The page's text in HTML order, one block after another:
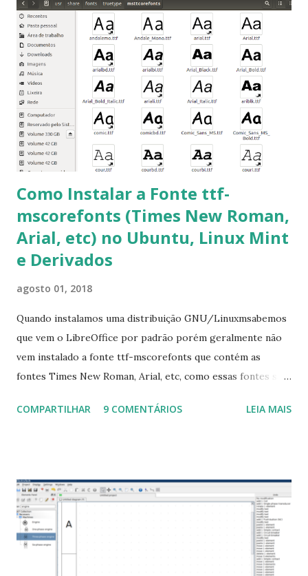
terminal e execute o comando: $ sudo apt-get install ttf-
mscorefonts-installer Leia os termos de uso e avance
clicando em “Ok” Agora aceite os termos de uso clicando
em “Sim” Pronto agora abra o LibreOffice e veja se as
fontes Times New Roman, Arial estão instaladas. Caso
ocorra algum erro ou precisa reinstalar, execute: $ sudo
apt-get install --reinstall ttf-mscorefonts-installer
Como Instalar a Fonte ttf-
mscorefonts (Times New Roman,
Arial, etc) no Ubuntu, Linux Mint
e Derivados
agosto 01, 2018
Quando instalamos uma distribuição GNU/Linuxmsabemos
que vem o LibreOffice por padrão porém geralmente não
vem instalado a fonte ttf-mscorefonts que contém as
fontes Times New Roman, Arial, etc, como essas fontes são
a Associação Brasileira de Normas Técnicas (ABNT), exige
que contém essas fontes. Ao instalar o GNU/Linux abra o
terminal e execute o comando: $ sudo apt-get install ttf-
mscorefonts-installer Leia os termos de uso e avance
clicando em “Ok” Agora aceite os termos de uso clicando
em “Sim” Pronto agora abra o LibreOffice e veja se as
COMPARTILHAR 9 COMENTÁRIOS LEIA MAIS